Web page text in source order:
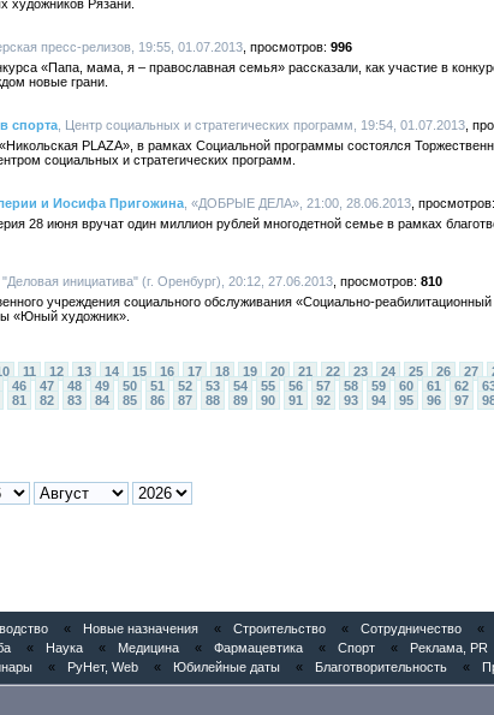
Рязани.
пресс-релизов, 19:55, 01.07.2013
996
«Папа, мама, я – православная семья» рассказали, как участие в
новые грани.
спорта , Центр социальных и стратегических программ, 19:54, 01.07.2013
PLAZA», в рамках Социальной программы состоялся
социальных и стратегических программ.
и Иосифа Пригожина , «ДОБРЫЕ ДЕЛА», 21:00, 28.06.2013
28 июня вручат один миллион рублей многодетной семье в рамках
инициатива" (г. Оренбург), 20:12, 27.06.2013
810
учреждения социального обслуживания «Социально-
«Юный художник».
11 12 13 14 15 16 17 18 19 20 21 22 23 24 25 26 27
46 47 48 49 50 51 52 53 54 55 56 57 58 59 60 61 62
81 82 83 84 85 86 87 88 89 90 91 92 93 94 95 96 97
« Новые назначения « Строительство « Сотрудничество «
« Наука « Медицина « Фармацевтика « Спорт « Реклама, PR
« РуНет, Web « Юбилейные даты « Благотворительность «